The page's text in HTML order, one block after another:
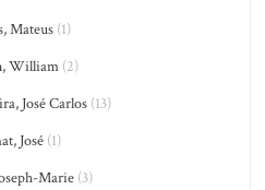
Mateus (1)
William(2)
José Carlos (13)
José (1)
Marie (3)